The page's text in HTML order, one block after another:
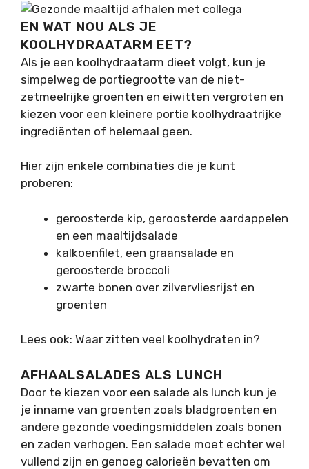
EN WAT NOU ALS JE
KOOLHYDRAATARM EET?
Als je een koolhydraatarm dieet volgt, kun je
simpelweg de portiegrootte van de niet-
zetmeelrijke groenten en eiwitten vergroten en
kiezen voor een kleinere portie koolhydraatrijke
ingrediënten of helemaal geen.
Hier zijn enkele combinaties die je kunt
proberen:
geroosterde kip, geroosterde aardappelen
en een maaltijdsalade
kalkoenfilet, een graansalade en
geroosterde broccoli
zwarte bonen over zilvervliesrijst en
groenten
Lees ook: Waar zitten veel koolhydraten in?
AFHAALSALADES ALS LUNCH
Door te kiezen voor een salade als lunch kun je
je inname van groenten zoals bladgroenten en
andere gezonde voedingsmiddelen zoals bonen
en zaden verhogen. Een salade moet echter wel
vullend zijn en genoeg calorieën bevatten om